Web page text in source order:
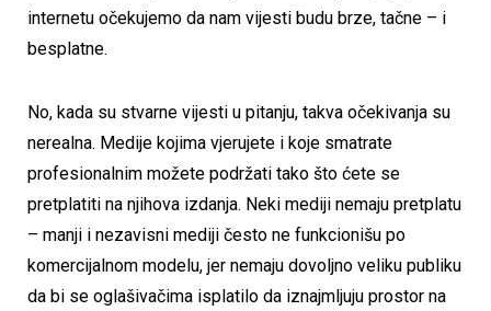
internetu očekujemo da nam vijesti budu brze, tačne – i
besplatne.
No, kada su stvarne vijesti u pitanju, takva očekivanja su
nerealna. Medije kojima vjerujete i koje smatrate
profesionalnim možete podržati tako što ćete se
pretplatiti na njihova izdanja. Neki mediji nemaju pretplatu
– manji i nezavisni mediji često ne funkcionišu po
komercijalnom modelu, jer nemaju dovoljno veliku publiku
da bi se oglašivačima isplatilo da iznajmljuju prostor na